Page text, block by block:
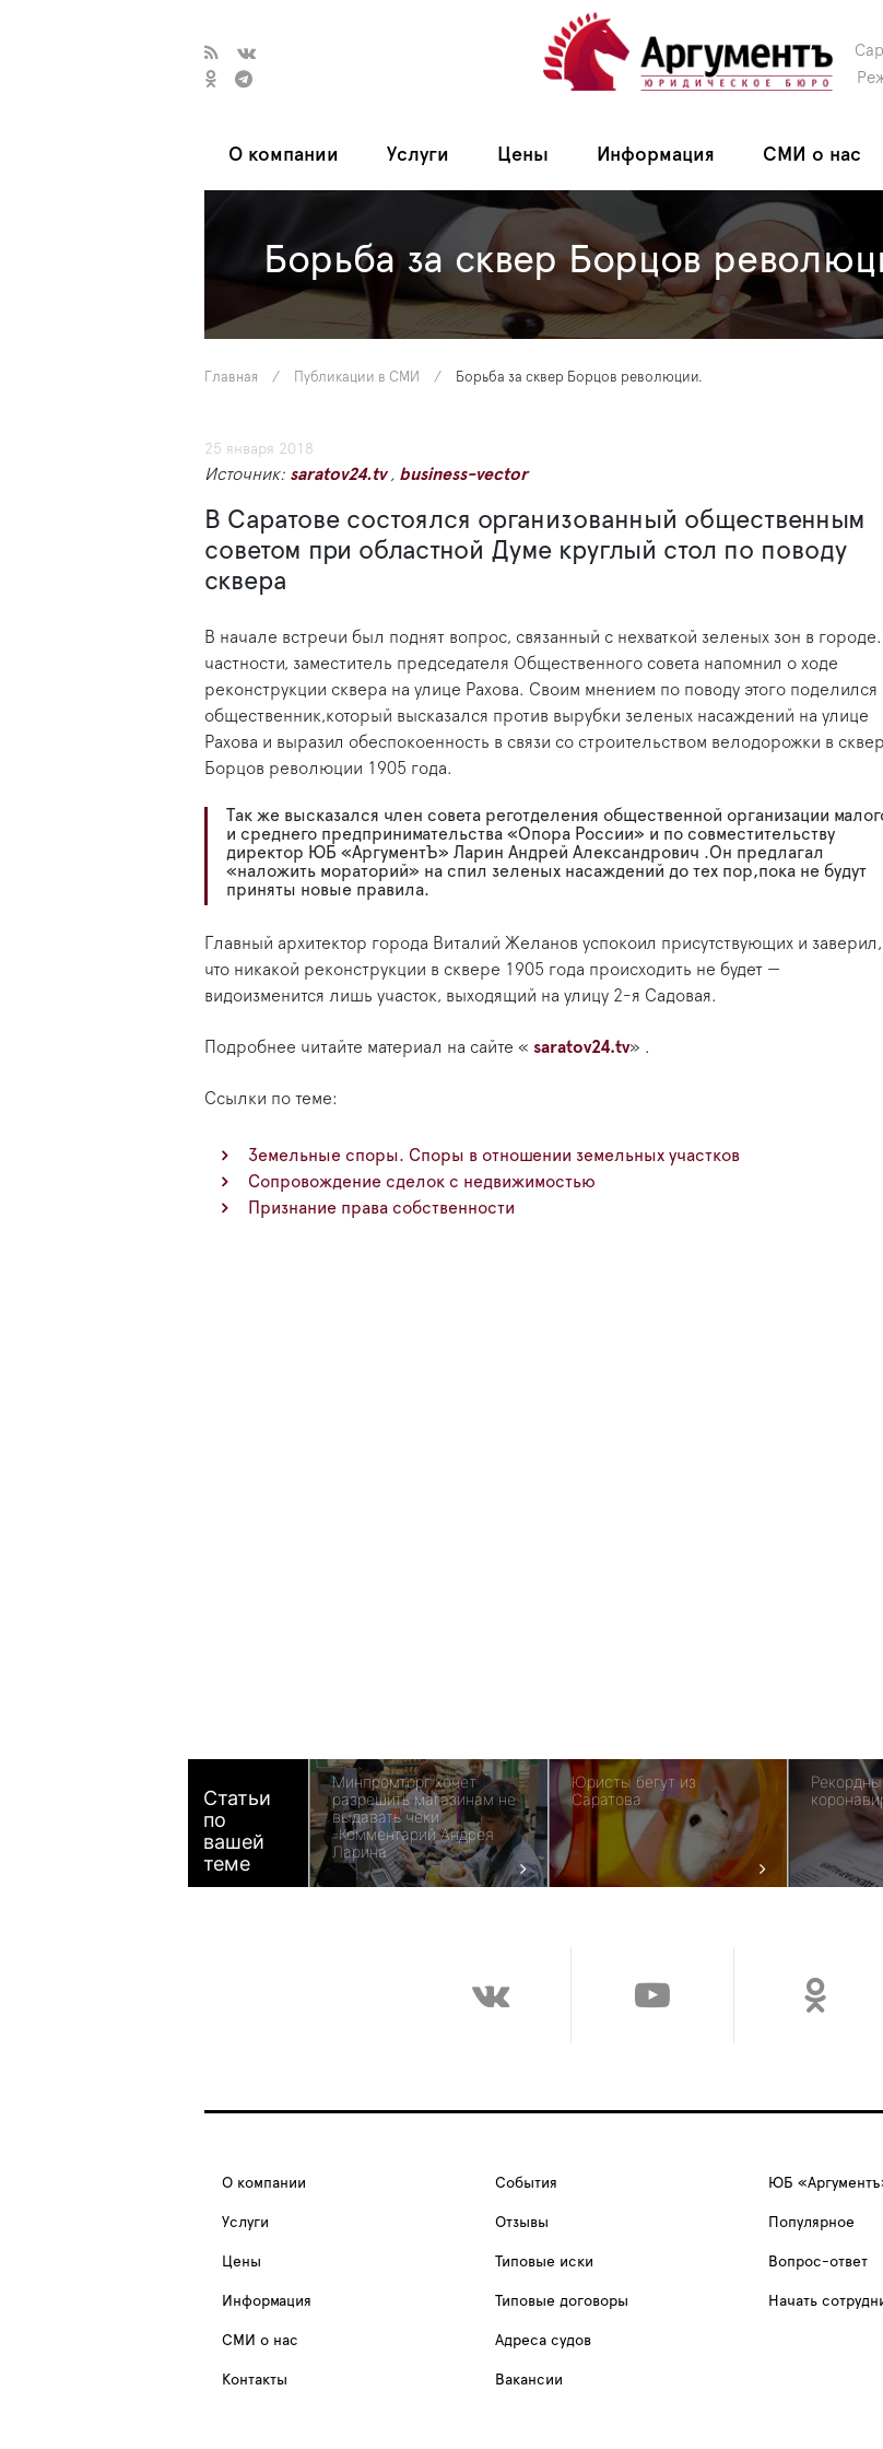
О компании Услуги Цены Информация СМИ о нас
Борьба за сквер Борцов
Главная / Публикации в СМИ / Борьба за сквер Борцов революции.
25 января 2018
Источник: saratov24.tv, business-vector
В Саратове состоялся организованный общественным
советом при областной Думе круглый стол по поводу
сквера
В начале встречи был поднят вопрос, связанный с нехваткой зеленых зон в
частности, заместитель председателя Общественного совета напомнил о ходе
реконструкции сквера на улице Рахова. Своим мнением по поводу этого поделился
общественник,который высказался против вырубки зеленых насаждений на улице
Рахова и выразил обеспокоенность в связи со строительством велодорожки в
Борцов революции 1905 года.
Так же высказался член совета реготделения общественной организации
и среднего предпринимательства «Опора России» и по совместительству
директор ЮБ «АргументЪ» Ларин Андрей Александрович .Он предлагал
«наложить мораторий» на спил зеленых насаждений до тех пор,пока не будут
приняты новые правила.
Главный архитектор города Виталий Желанов успокоил присутствующих и заверил,
что никакой реконструкции в сквере 1905 года происходить не будет —
видоизменится лишь участок, выходящий на улицу 2-я Садовая.
Подробнее читайте материал на сайте « saratov24.tv» .
Ссылки по теме:
Земельные споры. Споры в отношении земельных участков
Сопровождение сделок с недвижимостью
Признание права собственности
Статьи
по
вашей
теме
Минпромторг хочет
разрешить магазинам не
выдавать чеки
-Комментарий Андрея
Ларина
Юристы бегут из
Саратова
О компании
Услуги
Цены
Информация
СМИ о нас
Контакты
События
Отзывы
Типовые иски
Типовые договоры
Адреса судов
Вакансии
ЮБ
Популярное
Вопрос-ответ
Начать